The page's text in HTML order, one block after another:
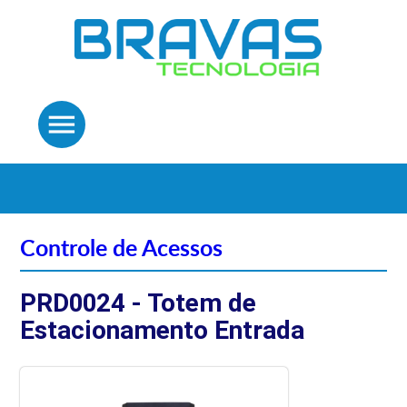
menu
Controle de Acessos
PRD0024 - Totem de
Estacionamento Entrada